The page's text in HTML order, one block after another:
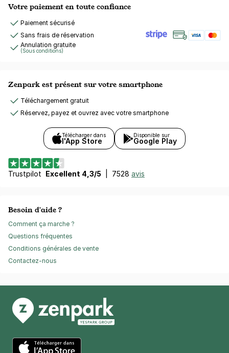
Votre paiement en toute confiance
Paiement sécurisé
Sans frais de réservation
Annulation gratuite
(Sous conditions)
Zenpark est présent sur votre smartphone
Téléchargement gratuit
Réservez, payez et ouvrez avec votre smartphone
Télécharger dans
l'App Store
Disponible sur
Google Play
Trustpilot Excellent 4,3/5 7528 avis
Besoin d'aide ?
Comment ça marche ?
Questions fréquentes
Conditions générales de vente
Contactez-nous